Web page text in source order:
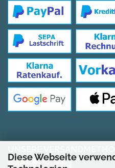
Diese Webseite